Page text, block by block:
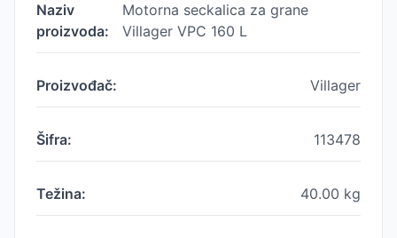
Naziv
proizvoda:
Motorna seckalica za grane
Villager VPC 160 L
Proizvođač: Villager
Šifra: 113478
Težina: 40.00 kg